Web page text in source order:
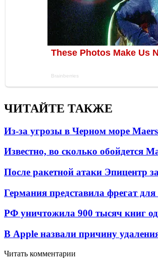
ЧИТАЙТЕ ТАКЖЕ
Из-за угрозы в Черном море
Известно, во сколько обойдется
После ракетной атаки Эпицентр
Германия представила фрегат
РФ уничтожила 900 тысяч книг
В Apple назвали причину
Читать комментарии